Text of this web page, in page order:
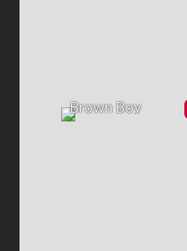
Brown Boy